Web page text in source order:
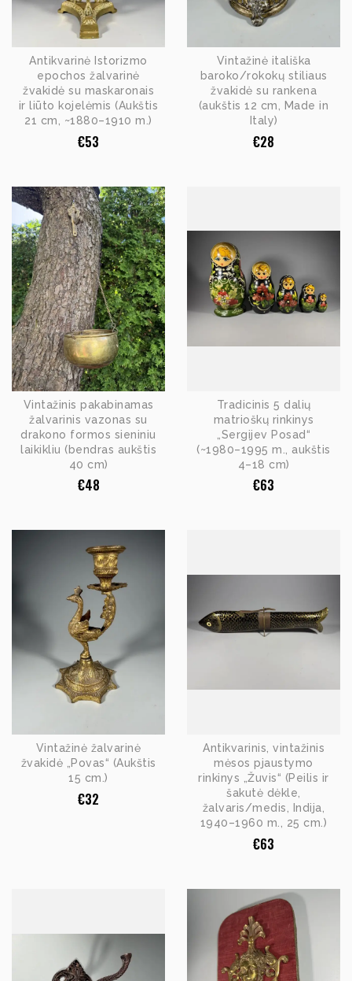
Antikvarinė Istorizmo
epochos žalvarinė
žvakidė su maskaronais
ir liūto kojelėmis (Aukštis
21 cm, ~1880–1910 m.)
€53
Vintažinė itališka
baroko/rokokų stiliaus
žvakidė su rankena
(aukštis 12 cm, Made in
Italy)
€28
Vintažinis pakabinamas
žalvarinis vazonas su
drakono formos sieniniu
laikikliu (bendras aukštis
40 cm)
€48
Tradicinis 5 dalių
matrioškų rinkinys
„Sergijev Posad“
(~1980–1995 m., aukštis
4–18 cm)
€63
Vintažinė žalvarinė
žvakidė „Povas“ (Aukštis
15 cm.)
€32
Antikvarinis, vintažinis
mėsos pjaustymo
rinkinys „Žuvis“ (Peilis ir
šakutė dėkle,
žalvaris/medis, Indija,
1940–1960 m., 25 cm.)
€63